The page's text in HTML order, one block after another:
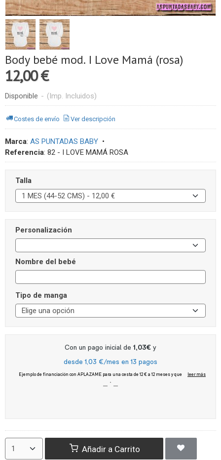
Body bebé mod. I Love Mamá (rosa)
12,00 €
Disponible - (Imp. Incluidos)
Costes de envío Ver descripción
Marca: AS PUNTADAS BABY •
Referencia: 82 - I LOVE MAMÁ ROSA
Talla
Personalización
Nombre del bebé
Tipo de manga
Añadir a Carrito